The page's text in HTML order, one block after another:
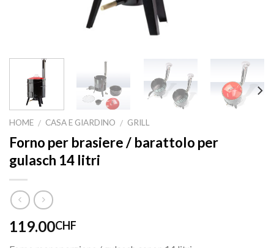
HOME / CASA E GIARDINO / GRILL
Forno per brasiere / barattolo per
gulasch 14 litri
119.00CHF